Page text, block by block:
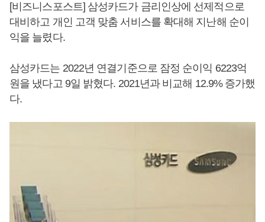
[비즈니스포스트] 삼성카드가 금리인상에 선제적으로
대비하고 개인 고객 맞춤 서비스를 확대해 지난해 순이
익을 늘렸다.
삼성카드는 2022년 연결기준으로 잠정 순이익 6223억
원을 냈다고 9일 밝혔다. 2021년과 비교해 12.9% 증가했
다.